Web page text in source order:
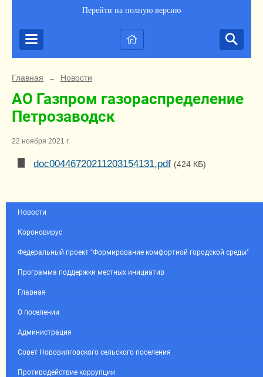
Перейти на полную версию
Главная → Новости
АО Газпром газораспределение
Петрозаводск
22 ноября 2021 г.
doc00446720211203154131.pdf (424 КБ)
Новости
Короновирус
Федеральный проект "Формирование комфортной городской среды"
Программа поддержки местных инициатив
Главная
О поселении
Администрация
Совет Нововилговского сельского поселения
Противодействие коррупции